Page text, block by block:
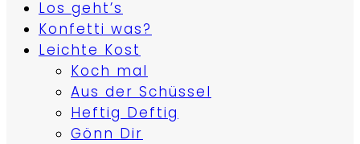
Los geht’s
Konfetti was?
Leichte Kost
Koch mal
Aus der Schüssel
Heftig Deftig
Gönn Dir